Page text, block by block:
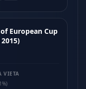
European Cup
VIETA